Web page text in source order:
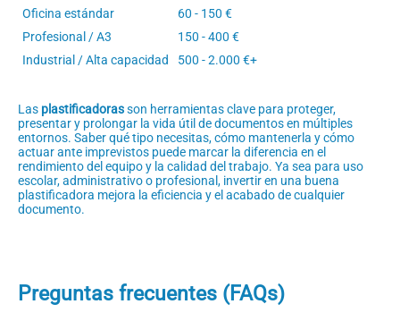
Oficina estándar
60 - 150 €
Profesional / A3
150 - 400 €
Industrial / Alta capacidad
500 - 2.000 €+
Las plastificadorasson herramientas clave para proteger,
presentar y prolongar la vida útil de documentos en múltiples
entornos. Saber qué tipo necesitas, cómo mantenerla y cómo
actuar ante imprevistos puede marcar la diferencia en el
rendimiento del equipo y la calidad del trabajo. Ya sea para uso
escolar, administrativo o profesional, invertir en una buena
plastificadora mejora la eficiencia y el acabado de cualquier
documento.
Preguntas frecuentes (FAQs)